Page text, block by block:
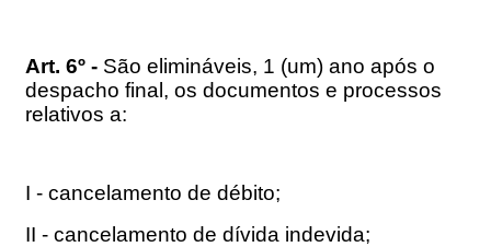
Art. 6º - São elimináveis, 1 (um) ano após o
despacho final, os documentos e processos
relativos a:
I - cancelamento de débito;
II - cancelamento de dívida indevida;